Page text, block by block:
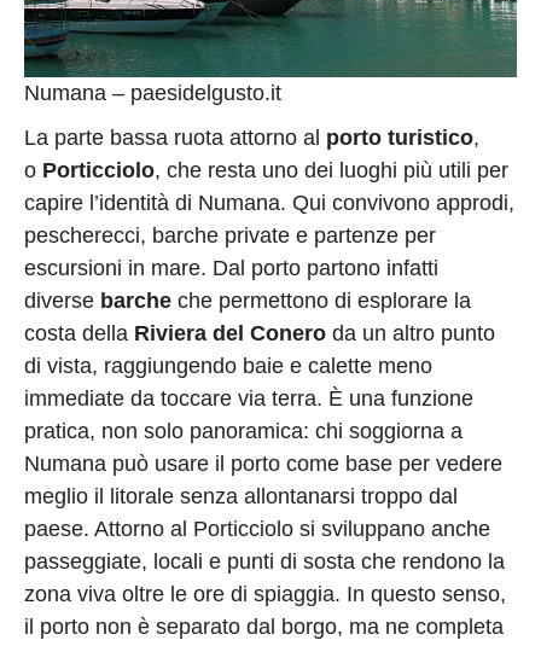
Numana – paesidelgusto.it
La parte bassa ruota attorno al porto turistico,
o Porticciolo, che resta uno dei luoghi più utili per
capire l’identità di Numana. Qui convivono approdi,
pescherecci, barche private e partenze per
escursioni in mare. Dal porto partono infatti
diverse barche che permettono di esplorare la
costa della Riviera del Conero da un altro punto
di vista, raggiungendo baie e calette meno
immediate da toccare via terra. È una funzione
pratica, non solo panoramica: chi soggiorna a
Numana può usare il porto come base per vedere
meglio il litorale senza allontanarsi troppo dal
paese. Attorno al Porticciolo si sviluppano anche
passeggiate, locali e punti di sosta che rendono la
zona viva oltre le ore di spiaggia. In questo senso,
il porto non è separato dal borgo, ma ne completa